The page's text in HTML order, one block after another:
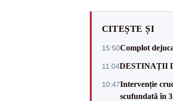
CITEȘTE ȘI
15:50Complot
11:04DESTINAȚII
10:47Intervenție
scufundată în